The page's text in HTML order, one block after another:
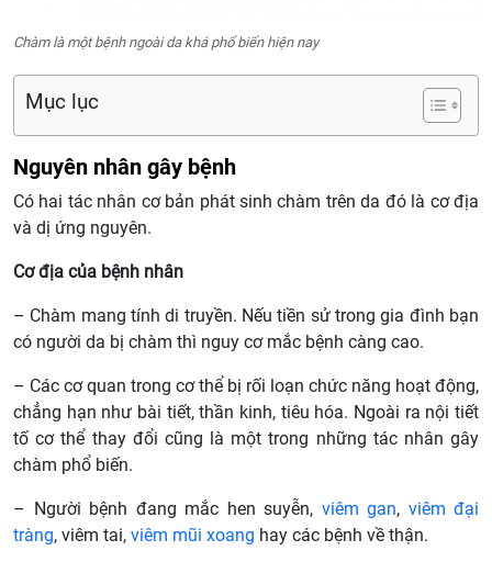
Chàm là một bệnh ngoài da khá phổ biến hiện nay
Mục lục
Nguyên nhân gây bệnh
Có hai tác nhân cơ bản phát sinh chàm trên da đó là cơ địa
và dị ứng nguyên.
Cơ địa của bệnh nhân
– Chàm mang tính di truyền. Nếu tiền sử trong gia đình bạn
có người da bị chàm thì nguy cơ mắc bệnh càng cao.
– Các cơ quan trong cơ thể bị rối loạn chức năng hoạt động,
chẳng hạn như bài tiết, thần kinh, tiêu hóa. Ngoài ra nội tiết
tố cơ thể thay đổi cũng là một trong những tác nhân gây
chàm phổ biến.
– Người bệnh đang mắc hen suyễn, viêm gan, viêm đại
tràng, viêm tai, viêm mũi xoang hay các bệnh về thận.